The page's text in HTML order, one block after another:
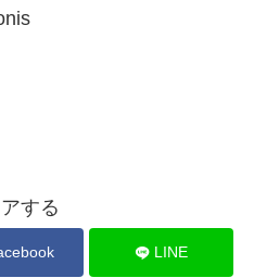
する
LINE